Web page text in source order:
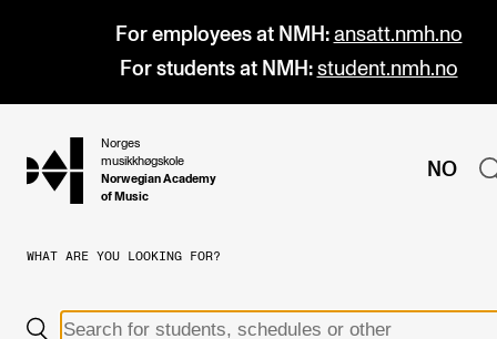
For employees at NMH: ansatt.nmh.no
For students at NMH: student.nmh.no
hjem
Norges
musikkhøgskole
Norwegian Academy
of Music
NO
All Programmes and Courses
WHAT ARE YOU LOOKING FOR?